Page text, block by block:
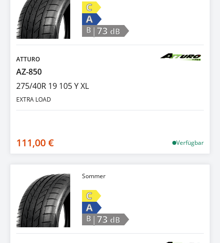
C
A
B |73 dB
ATTURO
AZ-850
275/40R 19 105 Y XL
EXTRA LOAD
111,00 € Verfügbar
Sommer
C
A
B |73 dB